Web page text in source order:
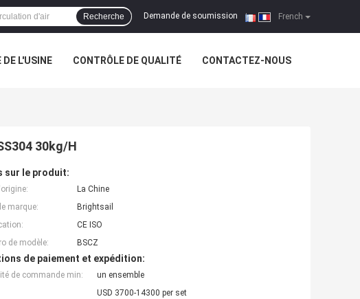
French
Demande de soumission |
Recherche
DE L'USINE CONTRÔLE DE QUALITÉ CONTACTEZ-NOUS
30kg/H
sur le produit:
La Chine
marque:
Brightsail
CE ISO
de modèle:
BSCZ
de paiement et expédition:
de commande min:
un ensemble
USD 3700-14300 per set